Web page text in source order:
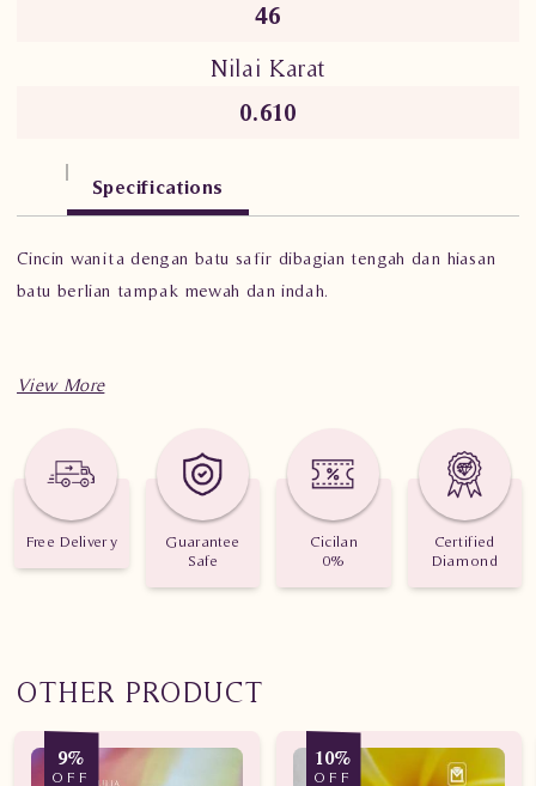
46
Nilai Karat
0.610
Specifications
Cincin wanita dengan batu safir dibagian tengah dan hiasan
batu berlian tampak mewah dan indah.
Informasi penting untuk
Berat: 5.650 gram.
Jenis Permata: Batu Safir Srilanka.
Nilai karat: 0.610 karat.
Free Delivery
Guarantee
Safe
Cicilan
0%
Certified
Diamond
OTHER PRODUCT
9%
OFF
10%
OFF